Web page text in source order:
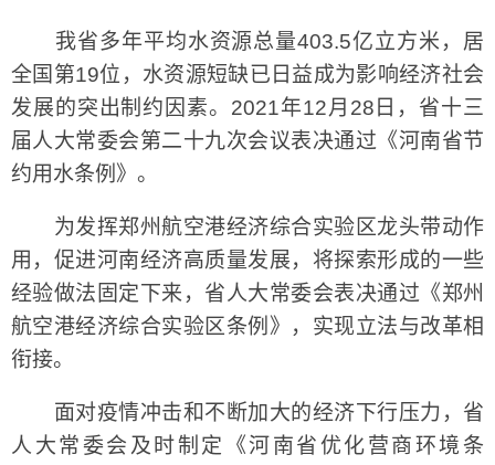
我省多年平均水资源总量403.5亿立方米，居
全国第19位，水资源短缺已日益成为影响经济社会
发展的突出制约因素。2021年12月28日，省十三
届人大常委会第二十九次会议表决通过《河南省节
约用水条例》。
为发挥郑州航空港经济综合实验区龙头带动作
用，促进河南经济高质量发展，将探索形成的一些
经验做法固定下来，省人大常委会表决通过《郑州
航空港经济综合实验区条例》，实现立法与改革相
衔接。
面对疫情冲击和不断加大的经济下行压力，省
人大常委会及时制定《河南省优化营商环境条